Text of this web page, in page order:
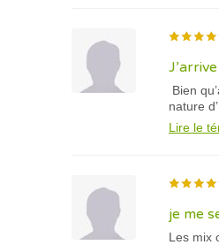
Bien
nature
Lire le
je me
Les mix